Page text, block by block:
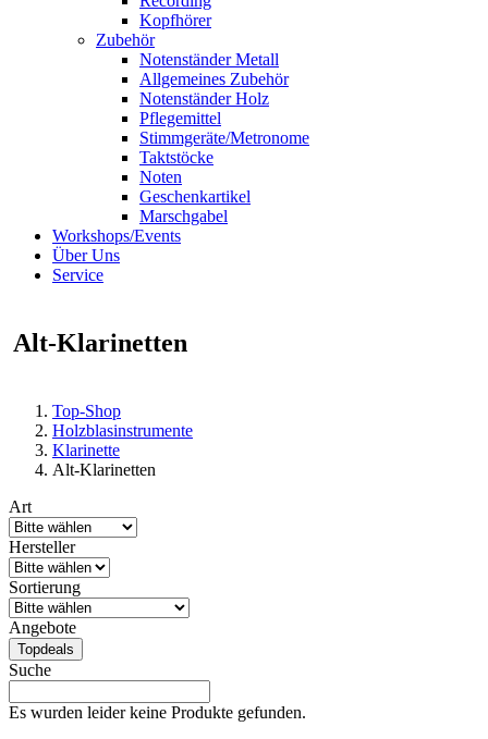
Kopfhörer
Zubehör
Notenständer Metall
Allgemeines Zubehör
Notenständer Holz
Pflegemittel
Stimmgeräte/Metronome
Taktstöcke
Noten
Geschenkartikel
Marschgabel
Workshops/Events
Über Uns
Service
Alt-Klarinetten
Top-Shop
Holzblasinstrumente
Klarinette
Alt-Klarinetten
Art
Hersteller
Sortierung
Angebote
Topdeals
Suche
Es wurden leider keine Produkte gefunden.